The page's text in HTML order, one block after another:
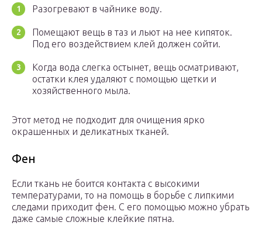
Разогревают в чайнике воду.
Помещают вещь в таз и льют на нее кипяток.
Под его воздействием клей должен сойти.
Когда вода слегка остынет, вещь осматривают,
остатки клея удаляют с помощью щетки и
хозяйственного мыла.
Этот метод не подходит для очищения ярко
окрашенных и деликатных тканей.
Фен
Если ткань не боится контакта с высокими
температурами, то на помощь в борьбе с липкими
следами приходит фен. С его помощью можно убрать
даже самые сложные клейкие пятна.